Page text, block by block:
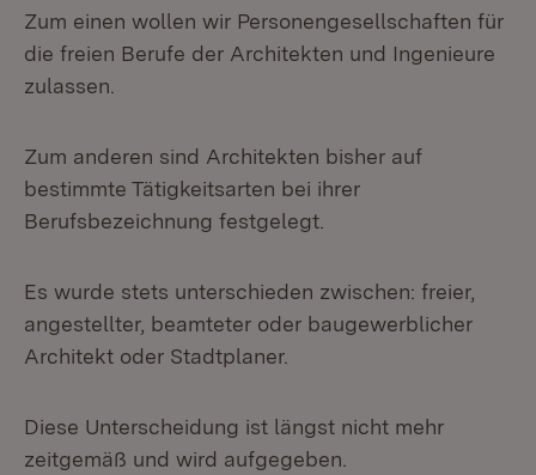
Zum einen wollen wir Personengesellschaften für
die freien Berufe der Architekten und Ingenieure
zulassen.
Zum anderen sind Architekten bisher auf
bestimmte Tätigkeitsarten bei ihrer
Berufsbezeichnung festgelegt.
Es wurde stets unterschieden zwischen: freier,
angestellter, beamteter oder baugewerblicher
Architekt oder Stadtplaner.
Diese Unterscheidung ist längst nicht mehr
zeitgemäß und wird aufgegeben.